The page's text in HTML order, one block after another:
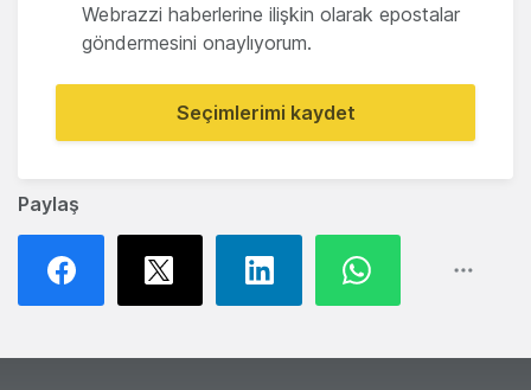
Paylaş
Webrazzi haberlerine ilişkin olarak epostalar
göndermesini onaylıyorum.
Seçimlerimi kaydet